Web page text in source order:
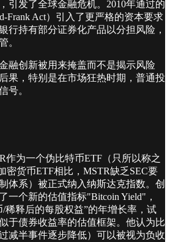
引发了全球金融危机。2010年通过的
Frank Act）引入了更严格的资本要求
行持有部分证券化产品以分担风险，
。
融创新被用来掩盖而不是揭示风险
果，特别是在市场狂热时期，普通投
号。
作为一个伪比特币ETF（只所以称之
密货币ETF相比，MSTR缺乏SEC要
体系）被正式纳入纳斯达克指数。创
一个新的估值指标"Bitcoin Yield"，
稀释后的每股权益”的年增长率，试
于债券收益率的估值框架。他认为比
减半事件逐步降低）可以被视为负收